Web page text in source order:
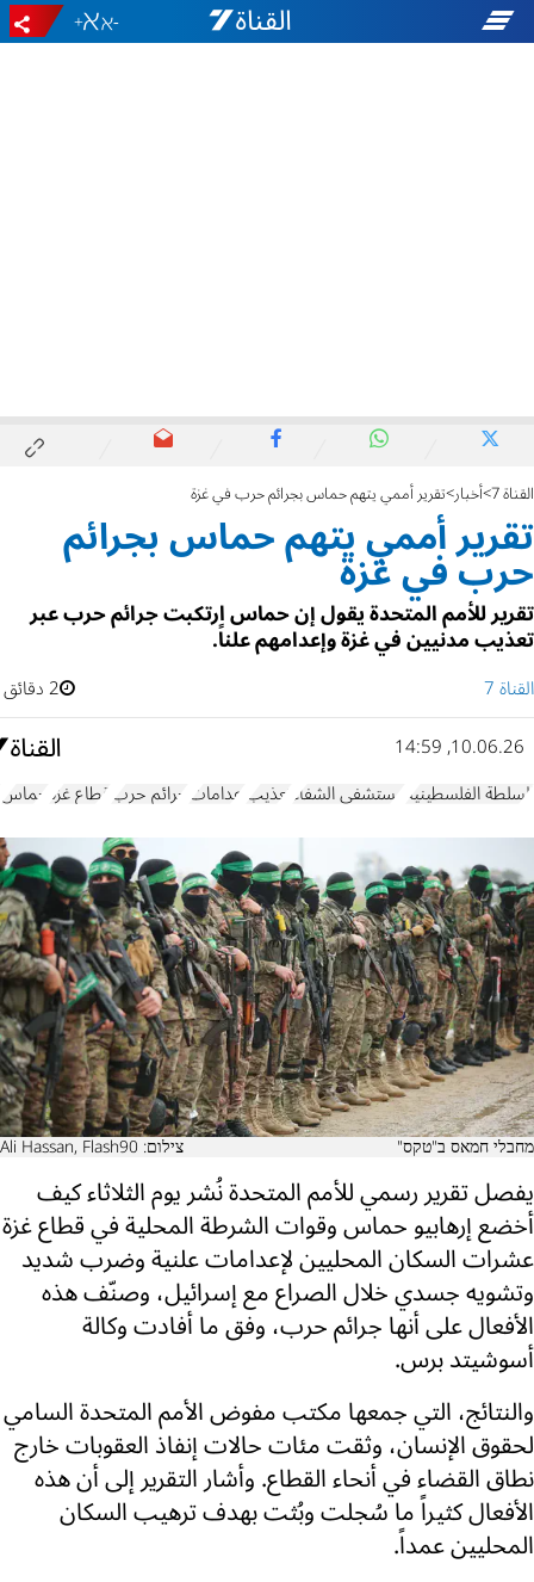
-
+
القناة 7 أخبار تقرير أممي يتهم حماس بجرائم حرب في غزة
تقرير أممي يتهم حماس بجرائم
حرب في غزة
تقرير للأمم المتحدة يقول إن حماس ارتكبت جرائم حرب عبر
تعذيب مدنيين في غزة وإعدامهم علناً.
القناة 7
2 دقائق
10.06.26, 14:59
السلطة الفلسطينية مستشفى الشفاءتعذيب إعدامات جرائم حربقطاع غزة حماس
מחבלי חמאס ב"טקס" צילום: Ali Hassan, Flash90
يفصل تقرير رسمي للأمم المتحدة نُشر يوم الثلاثاء كيف
أخضع إرهابيو حماس وقوات الشرطة المحلية في قطاع غزة
عشرات السكان المحليين لإعدامات علنية وضرب شديد
وتشويه جسدي خلال الصراع مع إسرائيل، وصنّف هذه
الأفعال على أنها جرائم حرب، وفق ما أفادت وكالة
أسوشيتد برس.
والنتائج، التي جمعها مكتب مفوض الأمم المتحدة السامي
لحقوق الإنسان، وثقت مئات حالات إنفاذ العقوبات خارج
نطاق القضاء في أنحاء القطاع. وأشار التقرير إلى أن هذه
الأفعال كثيراً ما سُجلت وبُثت بهدف ترهيب السكان
المحليين عمداً.